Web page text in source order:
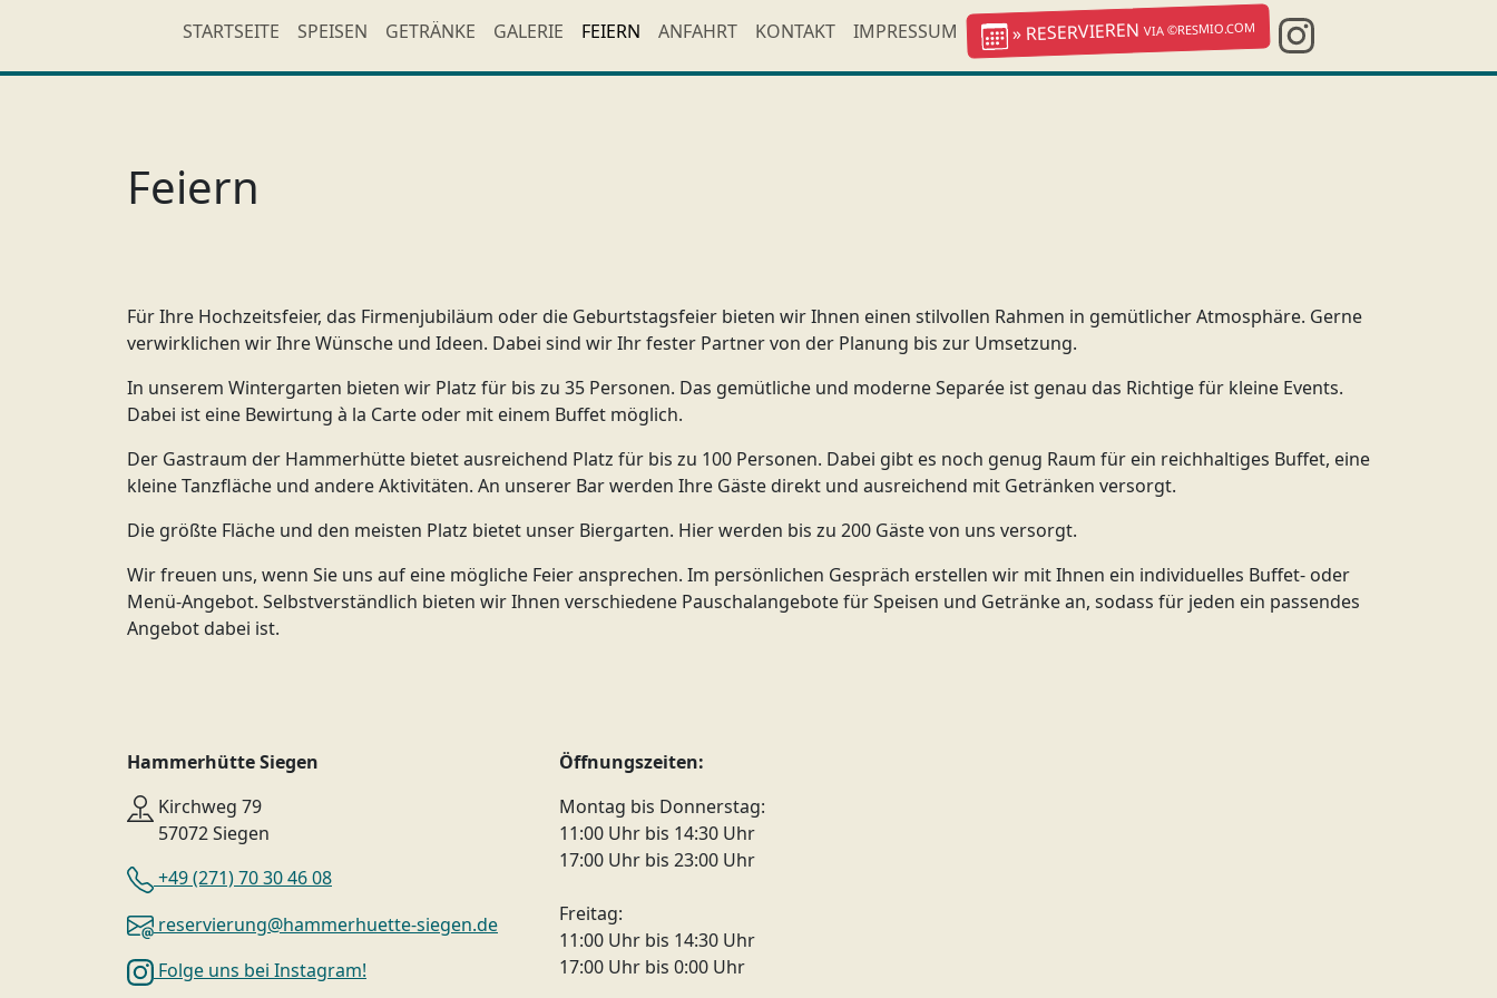
STARTSEITE SPEISEN GETRÄNKE GALERIE FEIERN ANFAHRT KONTAKT IMPRESSUM » RESERVIERENVIA ©RESMIO.COM
Feiern
Für Ihre Hochzeitsfeier, das Firmenjubiläum oder die Geburtstagsfeier bieten wir Ihnen einen stilvollen Rahmen in gemütlicher Atmosphäre. Gerne
verwirklichen wir Ihre Wünsche und Ideen. Dabei sind wir Ihr fester Partner von der Planung bis zur Umsetzung.
In unserem Wintergarten bieten wir Platz für bis zu 35 Personen. Das gemütliche und moderne Separée ist genau das Richtige für kleine Events.
Dabei ist eine Bewirtung à la Carte oder mit einem Buffet möglich.
Der Gastraum der Hammerhütte bietet ausreichend Platz für bis zu 100 Personen. Dabei gibt es noch genug Raum für ein reichhaltiges Buffet, eine
kleine Tanzfläche und andere Aktivitäten. An unserer Bar werden Ihre Gäste direkt und ausreichend mit Getränken versorgt.
Die größte Fläche und den meisten Platz bietet unser Biergarten. Hier werden bis zu 200 Gäste von uns versorgt.
Wir freuen uns, wenn Sie uns auf eine mögliche Feier ansprechen. Im persönlichen Gespräch erstellen wir mit Ihnen ein individuelles Buffet- oder
Menü-Angebot. Selbstverständlich bieten wir Ihnen verschiedene Pauschalangebote für Speisen und Getränke an, sodass für jeden ein passendes
Angebot dabei ist.
Hammerhütte Siegen
Kirchweg 79
57072 Siegen
+49 (271) 70 30 46 08
reservierung@hammerhuette-siegen.de
Folge uns bei Instagram!
Öffnungszeiten:
Montag bis Donnerstag:
11:00 Uhr bis 14:30 Uhr
17:00 Uhr bis 23:00 Uhr
Freitag:
11:00 Uhr bis 14:30 Uhr
17:00 Uhr bis 0:00 Uhr